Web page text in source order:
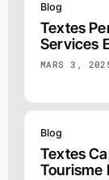
Blog
Textes
Services
MARS 3,
Blog
Textes
Tourisme